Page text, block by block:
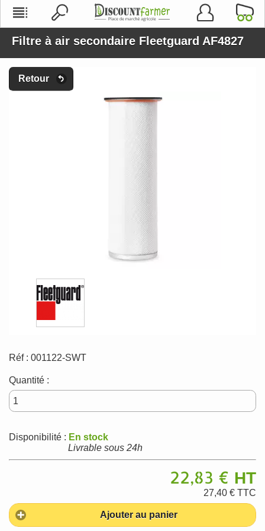
Filtre à air secondaire Fleetguard AF4827
Retour
Réf : 001122-SWT
Quantité :
Disponibilité : En stock
Livrable sous 24h
22,83 € HT
27,40 € TTC
Ajouter au panier